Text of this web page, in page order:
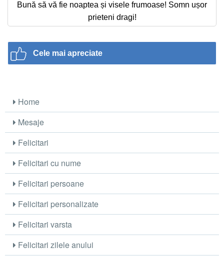
Bună să vă fie noaptea și visele frumoase! Somn ușor
prieteni dragi!
Cele mai apreciate
Home
Mesaje
Felicitari
Felicitari cu nume
Felicitari persoane
Felicitari personalizate
Felicitari varsta
Felicitari zilele anului